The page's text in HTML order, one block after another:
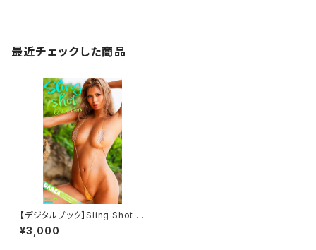
最近チェックした商品
【デジタルブック】Sling Shot D
AREA Dream Factory Maga
zine
¥3,000